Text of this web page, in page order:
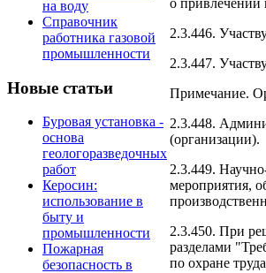
на воду
Справочник
работника газовой
промышленности
Новые статьи
Буровая установка -
основа
геологоразведочных
работ
Керосин:
использование в
быту и
промышленности
Пожарная
безопасность в
о привлечении
2.3.446.
2.3.447.
Примечание.
2.3.448.
(организации).
2.3.449.
мероприятия,
2.3.450. При
разделами
по охране